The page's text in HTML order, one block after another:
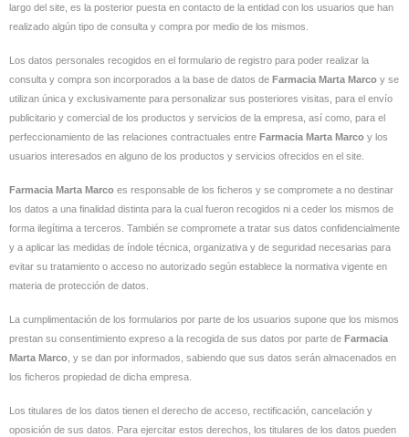
largo del site, es la posterior puesta en contacto de la entidad con los usuarios que han
realizado algún tipo de consulta y compra por medio de los mismos.
Los datos personales recogidos en el formulario de registro para poder realizar la
consulta y compra son incorporados a la base de datos de Farmacia Marta Marco y se
utilizan única y exclusivamente para personalizar sus posteriores visitas, para el envío
publicitario y comercial de los productos y servicios de la empresa, así como, para el
perfeccionamiento de las relaciones contractuales entre Farmacia Marta Marco y los
usuarios interesados en alguno de los productos y servicios ofrecidos en el site.
Farmacia Marta Marco es responsable de los ficheros y se compromete a no destinar
los datos a una finalidad distinta para la cual fueron recogidos ni a ceder los mismos de
forma ilegítima a terceros. También se compromete a tratar sus datos confidencialmente
y a aplicar las medidas de índole técnica, organizativa y de seguridad necesarias para
evitar su tratamiento o acceso no autorizado según establece la normativa vigente en
materia de protección de datos.
La cumplimentación de los formularios por parte de los usuarios supone que los mismos
prestan su consentimiento expreso a la recogida de sus datos por parte de Farmacia
Marta Marco , y se dan por informados, sabiendo que sus datos serán almacenados en
los ficheros propiedad de dicha empresa.
Los titulares de los datos tienen el derecho de acceso, rectificación, cancelación y
oposición de sus datos. Para ejercitar estos derechos, los titulares de los datos pueden